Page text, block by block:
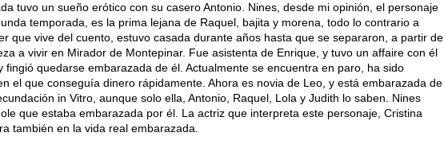
tuvo un sueño erótico con su casero Antonio. Nines, desde mi opinión, el personaje
temporada, es la prima lejana de Raquel, bajita y morena, todo lo contrario a
que vive del cuento, estuvo casada durante años hasta que se separaron, a partir de
a vivir en Mirador de Montepinar. Fue asistenta de Enrique, y tuvo un affaire con él
fingió quedarse embarazada de él. Actualmente se encuentra en paro, ha sido
el que conseguía dinero rápidamente. Ahora es novia de Leo, y está embarazada de
in Vitro, aunque solo ella, Antonio, Raquel, Lola y Judith lo saben. Nines
que estaba embarazada por él. La actriz que interpreta este personaje, Cristina
también en la vida real embarazada.